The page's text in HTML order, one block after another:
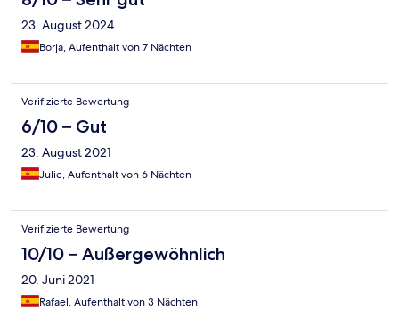
23. August 2024
Borja, Aufenthalt von 7 Nächten
Verifizierte Bewertung
6/10 – Gut
23. August 2021
Julie, Aufenthalt von 6 Nächten
Verifizierte Bewertung
10/10 – Außergewöhnlich
20. Juni 2021
Rafael, Aufenthalt von 3 Nächten